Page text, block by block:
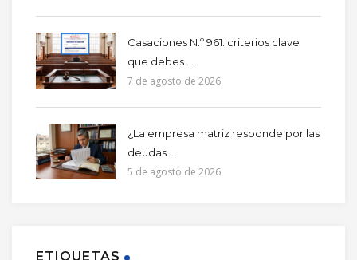
Casaciones N.º 961: criterios clave
que debes ...
7 de agosto de 2026
¿La empresa matriz responde por las
deudas ...
5 de agosto de 2026
ETIQUETAS